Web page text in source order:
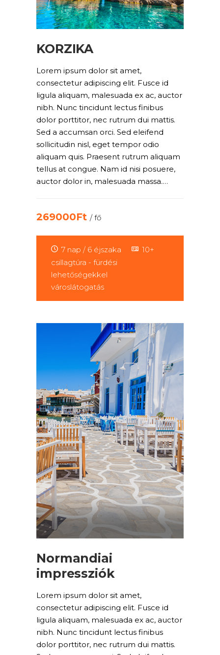
KORZIKA
Lorem ipsum dolor sit amet,
consectetur adipiscing elit. Fusce id
ligula aliquam, malesuada ex ac, auctor
nibh. Nunc tincidunt lectus finibus
dolor porttitor, nec rutrum dui mattis.
Sed a accumsan orci. Sed eleifend
sollicitudin nisl, eget tempor odio
aliquam quis. Praesent rutrum aliquam
tellus at congue. Nam id nisi posuere,
auctor dolor in, malesuada massa.…
269000Ft / fő
7 nap / 6 éjszaka
10+
csillagtúra - fürdési
lehetőségekkel
városlátogatás
Normandiai
impressziók
Lorem ipsum dolor sit amet,
consectetur adipiscing elit. Fusce id
ligula aliquam, malesuada ex ac, auctor
nibh. Nunc tincidunt lectus finibus
dolor porttitor, nec rutrum dui mattis.